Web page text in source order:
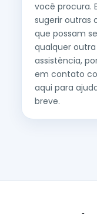
você procura.
sugerir outras
que possam
qualquer
assistência,
em contato
aqui para
breve.